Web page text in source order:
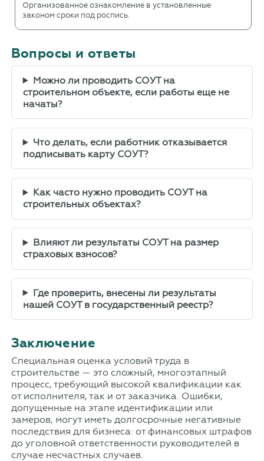
Организованное ознакомление в установленные
законом сроки под роспись.
Вопросы и ответы
Можно ли проводить СОУТ на
строительном объекте, если работы еще не
начаты?
Что делать, если работник отказывается
подписывать карту СОУТ?
Как часто нужно проводить СОУТ на
строительных объектах?
Влияют ли результаты СОУТ на размер
страховых взносов?
Где проверить, внесены ли результаты
нашей СОУТ в государственный реестр?
Заключение
Специальная оценка условий труда в
строительстве — это сложный, многоэтапный
процесс, требующий высокой квалификации как
от исполнителя, так и от заказчика. Ошибки,
допущенные на этапе идентификации или
замеров, могут иметь долгосрочные негативные
последствия для бизнеса: от финансовых штрафов
до уголовной ответственности руководителей в
случае несчастных случаев.